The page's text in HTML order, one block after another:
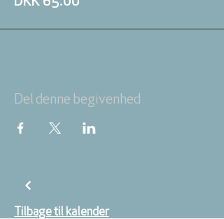
Del denne begivenhed
Tilbage til kalender